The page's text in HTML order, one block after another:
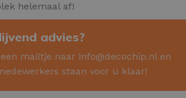
helemaal af!
advies?
mailtje naar info@decochip.nlen
staan voor u klaar!